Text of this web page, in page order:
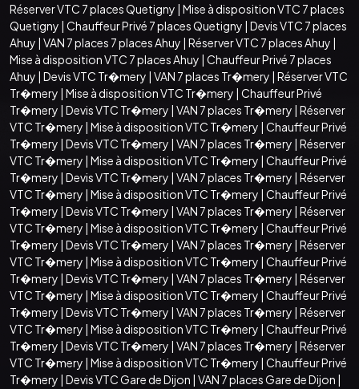
Réserver VTC 7 places Quetigny | Mise à disposition VTC 7 places
Quetigny | Chauffeur Privé 7 places Quetigny | Devis VTC 7 places
Ahuy | VAN 7 places 7 places Ahuy | Réserver VTC 7 places Ahuy |
Mise à disposition VTC 7 places Ahuy | Chauffeur Privé 7 places
Ahuy | Devis VTC Tr�mery | VAN 7 places Tr�mery | Réserver VTC
Tr�mery | Mise à disposition VTC Tr�mery | Chauffeur Privé
Tr�mery | Devis VTC Tr�mery | VAN 7 places Tr�mery | Réserver
VTC Tr�mery | Mise à disposition VTC Tr�mery | Chauffeur Privé
Tr�mery | Devis VTC Tr�mery | VAN 7 places Tr�mery | Réserver
VTC Tr�mery | Mise à disposition VTC Tr�mery | Chauffeur Privé
Tr�mery | Devis VTC Tr�mery | VAN 7 places Tr�mery | Réserver
VTC Tr�mery | Mise à disposition VTC Tr�mery | Chauffeur Privé
Tr�mery | Devis VTC Tr�mery | VAN 7 places Tr�mery | Réserver
VTC Tr�mery | Mise à disposition VTC Tr�mery | Chauffeur Privé
Tr�mery | Devis VTC Tr�mery | VAN 7 places Tr�mery | Réserver
VTC Tr�mery | Mise à disposition VTC Tr�mery | Chauffeur Privé
Tr�mery | Devis VTC Tr�mery | VAN 7 places Tr�mery | Réserver
VTC Tr�mery | Mise à disposition VTC Tr�mery | Chauffeur Privé
Tr�mery | Devis VTC Tr�mery | VAN 7 places Tr�mery | Réserver
VTC Tr�mery | Mise à disposition VTC Tr�mery | Chauffeur Privé
Tr�mery | Devis VTC Tr�mery | VAN 7 places Tr�mery | Réserver
VTC Tr�mery | Mise à disposition VTC Tr�mery | Chauffeur Privé
Tr�mery | Devis VTC Gare de Dijon | VAN 7 places Gare de Dijon |